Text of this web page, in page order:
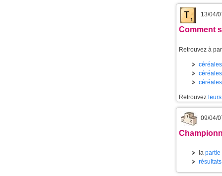
13/04/
Comment
Retrouvez à
Retrouvez
09/04/
la partie
résultats